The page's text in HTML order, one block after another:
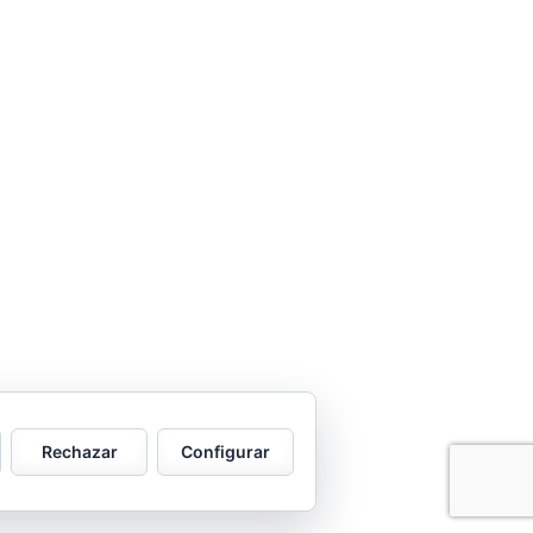
Rechazar Configurar